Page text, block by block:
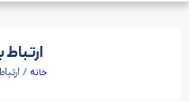
ارتباط
خانه /